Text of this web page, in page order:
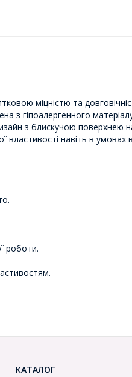
міцністю та
​​з гіпоалергенного
з блискучою поверхнею
властивості навіть в
роботи.
КАТАЛОГ